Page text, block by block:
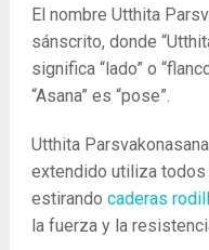
El nombre Utthita
sánscrito, donde
significa “lado” o
“Asana” es “pose”.
Utthita
extendido utiliza
estirando caderas
la fuerza y ​​la